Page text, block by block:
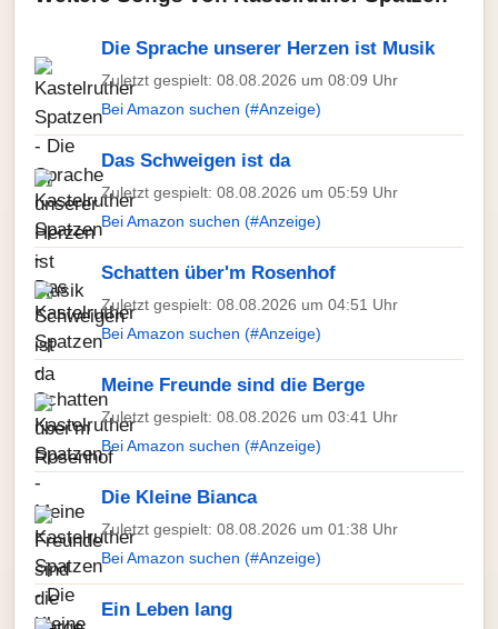
Die Sprache unserer Herzen ist Musik
Zuletzt gespielt: 08.08.2026 um 08:09 Uhr
Bei Amazon suchen (#Anzeige)
Das Schweigen ist da
Zuletzt gespielt: 08.08.2026 um 05:59 Uhr
Bei Amazon suchen (#Anzeige)
Schatten über'm Rosenhof
Zuletzt gespielt: 08.08.2026 um 04:51 Uhr
Bei Amazon suchen (#Anzeige)
Meine Freunde sind die Berge
Zuletzt gespielt: 08.08.2026 um 03:41 Uhr
Bei Amazon suchen (#Anzeige)
Die Kleine Bianca
Zuletzt gespielt: 08.08.2026 um 01:38 Uhr
Bei Amazon suchen (#Anzeige)
Ein Leben lang